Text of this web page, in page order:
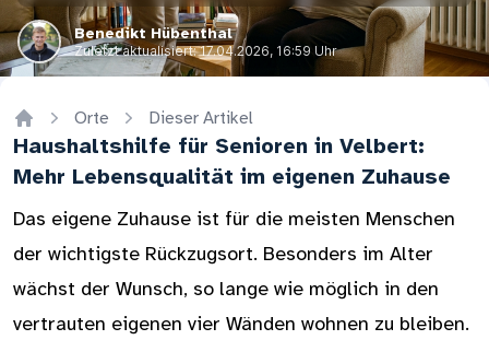
Benedikt Hübenthal
Zuletzt aktualisiert:17.04.2026, 16:59 Uhr
Home
Orte Dieser Artikel
Haushaltshilfe für Senioren in Velbert:
Mehr Lebensqualität im eigenen Zuhause
Das eigene Zuhause ist für die meisten Menschen
der wichtigste Rückzugsort. Besonders im Alter
wächst der Wunsch, so lange wie möglich in den
vertrauten eigenen vier Wänden wohnen zu bleiben.